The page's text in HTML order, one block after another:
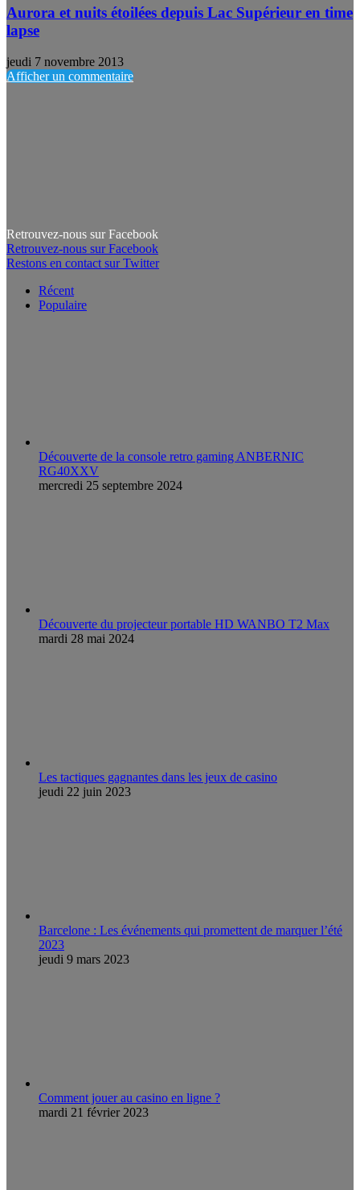
Aurora et nuits étoilées depuis Lac Supérieur en time
lapse
jeudi 7 novembre 2013
Afficher un commentaire
Retrouvez-nous sur Facebook
Retrouvez-nous sur Facebook
Restons en contact sur Twitter
Récent
Populaire
Découverte de la console retro gaming ANBERNIC
RG40XXV
mercredi 25 septembre 2024
Découverte du projecteur portable HD WANBO T2 Max
mardi 28 mai 2024
Les tactiques gagnantes dans les jeux de casino
jeudi 22 juin 2023
Barcelone : Les événements qui promettent de marquer l’été
2023
jeudi 9 mars 2023
Comment jouer au casino en ligne ?
mardi 21 février 2023